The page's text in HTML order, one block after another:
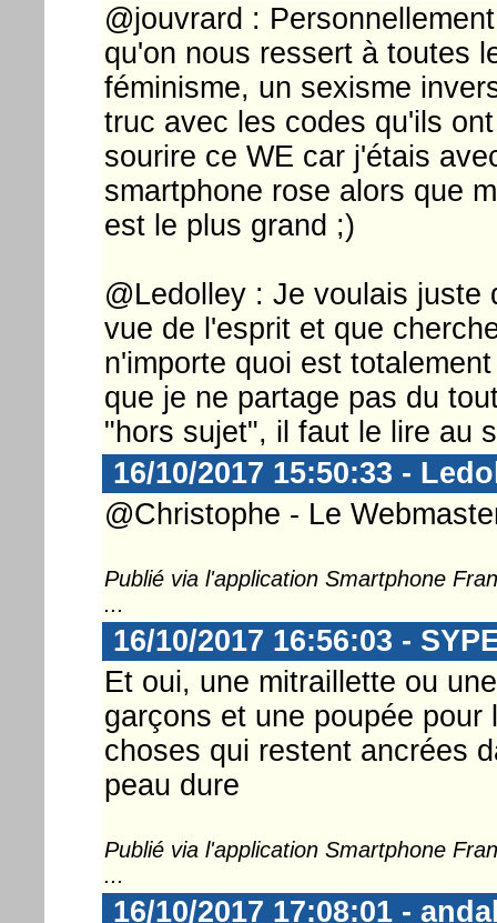
@jouvrard :
qu'on nous ressert à toutes
féminisme, un sexisme
truc avec les codes qu'ils
sourire ce WE car j'étais
smartphone rose alors que
est le plus grand ;)
@Ledolley : Je voulais juste
vue de l'esprit et que
n'importe quoi est
que je ne partage pas du
"hors sujet", il faut le lire au
16/10/2017 15:50:33 -
@Christophe - Le
Publié via l'application Smartphone
...
16/10/2017 16:56:03 -
Et oui, une mitraillette ou
garçons et une poupée
choses qui restent ancrées
peau dure
Publié via l'application Smartphone
...
16/10/2017 17:08:01 -